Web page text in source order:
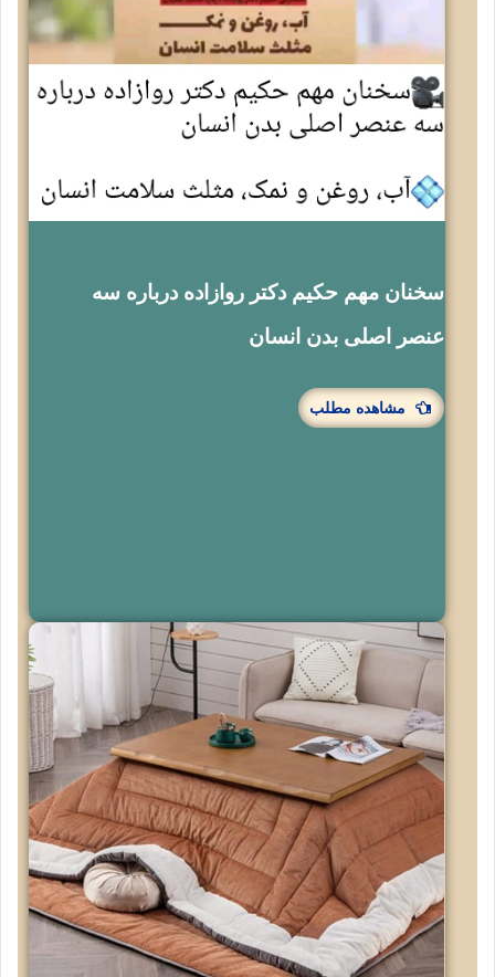
سخنان مهم حکیم دکتر روازاده درباره سه
عنصر اصلی بدن انسان
مشاهده مطلب